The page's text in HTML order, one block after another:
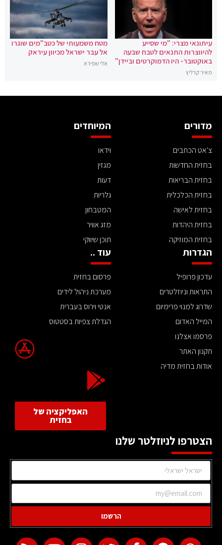
עיתונאי מצרי: "מי שסייע
להיווצרות התנאים לטבח שבעה
באוקטובר- היו הדמוקרטים וביידן"
מאיר קרליץ
מטח משמעותי של כטב"מים שוגרו
אל עבר ישראל מכיוון עיראק
אלי שפירא
מדורים
צ'אט הכתבים
בחזית החדשות
בחזית הבריאות
בחזית הכלכלית
בחזית לאישה
בחזית היהדות
בחזית המוזיקה
המיוחדים
וידאו
מגזין
דעות
גלריות
המטבחון
מזג אוויר
תוכן שיווקי
הגדרות
עדכון פרופיל
התראות וניוזלטרים
שדרוג למנוי פרימיום
המייל האדום
פרסמו אצלנו
תקנון האתר
אודות בחזית מדיה
עוד ..
פרסום בחזית
מערכת ניהול לידים
אנטי וירוס בעברית
הגדלת צפיות בסטטוס
האפליקציה של
בחזית
הצטרפו לניוזלטר שלנו
הרשמו